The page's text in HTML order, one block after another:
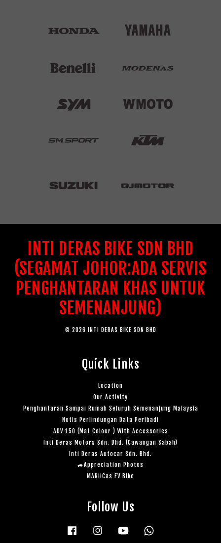
INTI DERAS BIKE SDN BHD
(SEGAMAT JOHOR:ADA SERVIS
PENGHANTARAN KHAS UNTUK
SEMENANJUNG)
© 2026 INTI DERAS BIKE SDN BHD
Quick Links
Location
Our Activity
Penghantaran Sampai Rumah Seluruh Semenanjung Malaysia
Notis Perlindungan Data Peribadi
ADV 150 (Mat Colour ) With Accessories
Inti Deras Motors Sdn. Bhd. (Cawangan Sabah)
Inti Deras Autocar Sdn. Bhd.
🚙Appreciation Photos
MARiiCas EV Bike
Follow Us
Facebook Instagram YouTube